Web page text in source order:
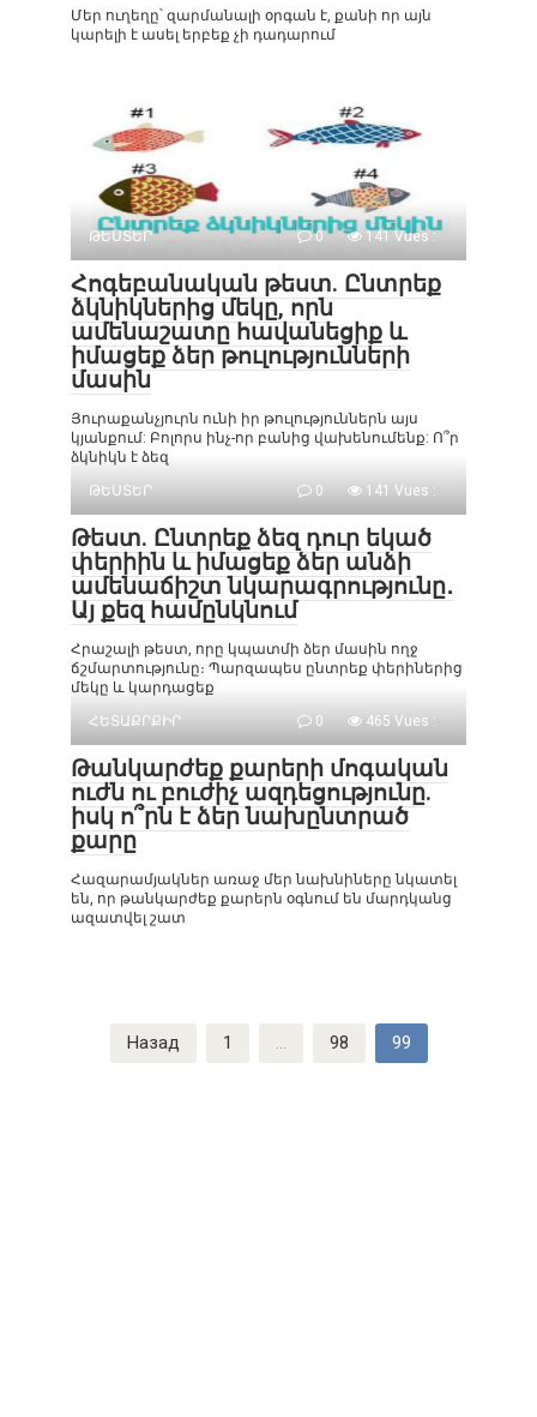
Մեր ուղեղը՝ զարմանալի օրգան է, քանի որ այն
կարելի է ասել երբեք չի դադարում
ԹԵՍՏԵՐ 0 141 Vues :
Հոգեբանական թեստ. Ընտրեք
ձկնիկներից մեկը, որն
ամենաշատը հավանեցիք և
իմացեք ձեր թուլությունների
մասին
Յուրաքանչյուրն ունի իր թուլություններն այս
կյանքում: Բոլորս ինչ-որ բանից վախենումենք: Ո՞ր
ձկնիկն է ձեզ
ԹԵՍՏԵՐ
0 141 Vues :
Թեստ. Ընտրեք ձեզ դուր եկած
փերիին և իմացեք ձեր անձի
ամենաճիշտ նկարագրությունը․
Այ քեզ համընկնում
Հրաշալի թեստ, որը կպատմի ձեր մասին ողջ
ճշմարտությունը։ Պարզապես ընտրեք փերիներից
մեկը և կարդացեք
ՀԵՏԱՔՐՔԻՐ
0 465 Vues :
Թանկարժեք քարերի մոգական
ուժն ու բուժիչ ազդեցությունը.
իսկ ո՞րն է ձեր նախընտրած
քարը
Հազարամյակներ առաջ մեր նախնիները նկատել
են, որ թանկարժեք քարերն օգնում են մարդկանց
ազատվել շատ
Назад 1 … 98 99